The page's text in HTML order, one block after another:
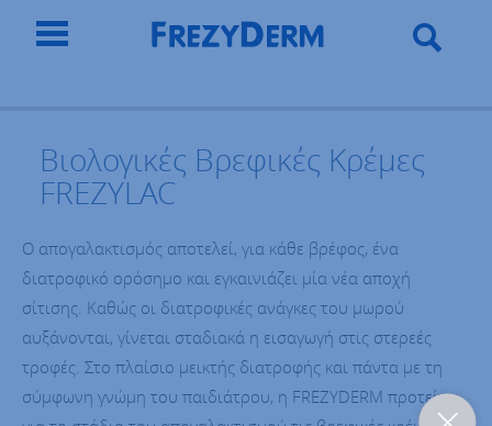
Βιολογικές Βρεφικές Κρέμες
FREZYLAC
Ο απογαλακτισμός αποτελεί, για κάθε βρέφος, ένα
διατροφικό ορόσημο και εγκαινιάζει μία νέα αποχή
σίτισης. Καθώς οι διατροφικές ανάγκες του μωρού
αυξάνονται, γίνεται σταδιακά η εισαγωγή στις στερεές
τροφές. Στο πλαίσιο μεικτής διατροφής και πάντα με τη
σύμφωνη γνώμη του παιδιάτρου, η FREZYDERM προτείνει